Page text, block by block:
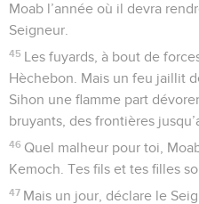
Moab l’année où il devra
Seigneur.
45 Les fuyards, à bout de
Hèchebon. Mais un feu jaillit
Sihon une flamme part
bruyants, des frontières
46 Quel malheur pour toi,
Kemoch. Tes fils et tes filles
47 Mais un jour, déclare le